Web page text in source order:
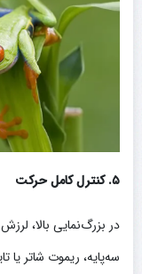
۵. کنترل کامل حرکت
در بزرگ‌نمایی بالا،
سه‌پایه، ریموت شاتر